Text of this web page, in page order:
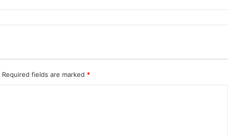
Required fields are marked *